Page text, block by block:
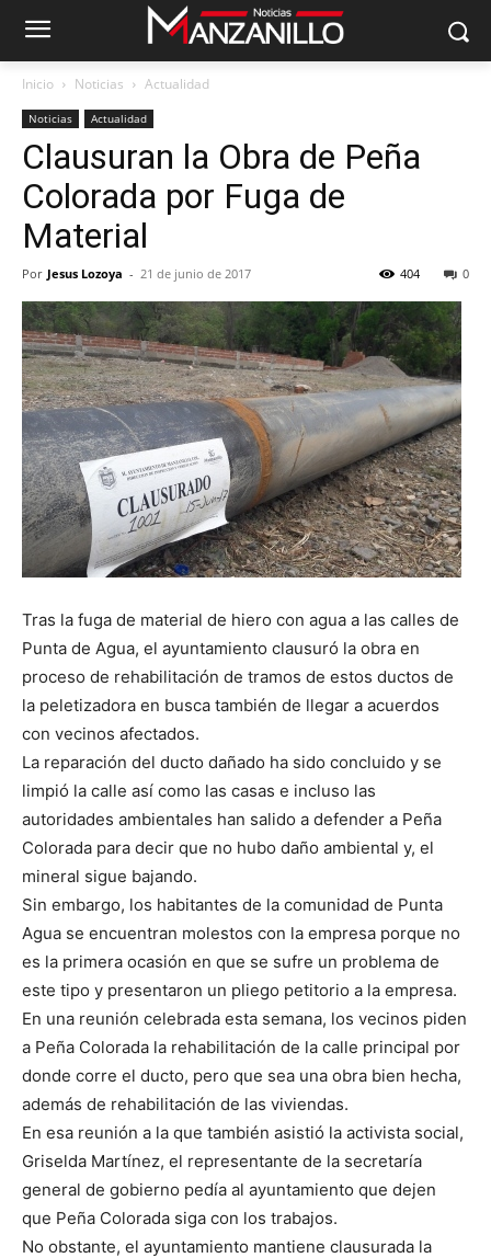
Inicio Noticias Actualidad
Noticias Actualidad
Clausuran la Obra de Peña
Colorada por Fuga de
Material
Por Jesus Lozoya - 21 de junio de 2017 0
404
Tras la fuga de material de hiero con agua a las calles de
Punta de Agua, el ayuntamiento clausuró la obra en
proceso de rehabilitación de tramos de estos ductos de
la peletizadora en busca también de llegar a acuerdos
con vecinos afectados.
La reparación del ducto dañado ha sido concluido y se
limpió la calle así como las casas e incluso las
autoridades ambientales han salido a defender a Peña
Colorada para decir que no hubo daño ambiental y, el
mineral sigue bajando.
Sin embargo, los habitantes de la comunidad de Punta
Agua se encuentran molestos con la empresa porque no
es la primera ocasión en que se sufre un problema de
este tipo y presentaron un pliego petitorio a la empresa.
En una reunión celebrada esta semana, los vecinos piden
a Peña Colorada la rehabilitación de la calle principal por
donde corre el ducto, pero que sea una obra bien hecha,
además de rehabilitación de las viviendas.
En esa reunión a la que también asistió la activista social,
Griselda Martínez, el representante de la secretaría
general de gobierno pedía al ayuntamiento que dejen
que Peña Colorada siga con los trabajos.
No obstante, el ayuntamiento mantiene clausurada la